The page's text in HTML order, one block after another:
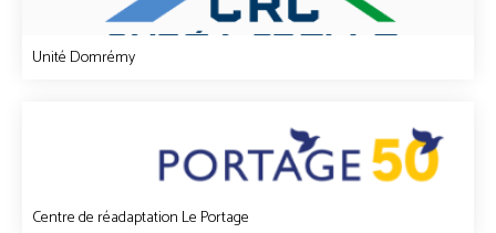
Unité Domrémy
Centre de réadaptation Le Portage